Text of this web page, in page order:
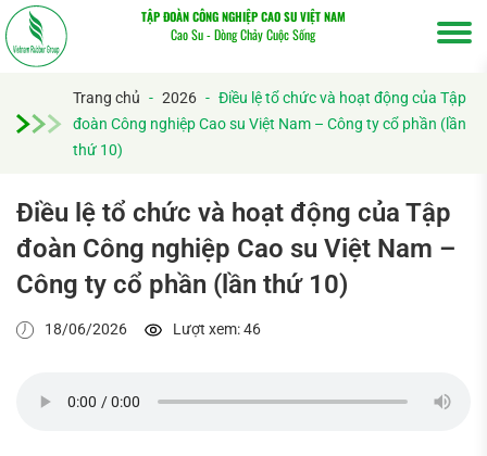
TẬP ĐOÀN CÔNG NGHIỆP CAO SU VIỆT NAM
Cao Su - Dòng Chảy Cuộc Sống
Trang chủ - 2026 - Điều lệ tổ chức và hoạt động của Tập
đoàn Công nghiệp Cao su Việt Nam – Công ty cổ phần (lần
thứ 10)
Điều lệ tổ chức và hoạt động của Tập
đoàn Công nghiệp Cao su Việt Nam –
Công ty cổ phần (lần thứ 10)
18/06/2026 Lượt xem: 46
Tìm
kiếm...